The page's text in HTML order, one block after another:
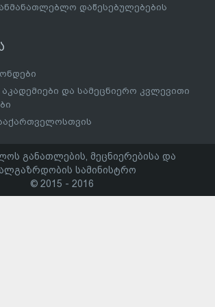
დაწესებულებების
და სამეცნიერო კვლევითი
განათლების, მეცნიერებისა და
სამინისტრო
© 2015 - 2016